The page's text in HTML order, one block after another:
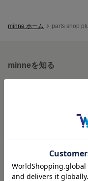
minne ホーム parts shop
minneを知る
特集